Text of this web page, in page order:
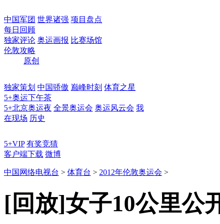
中国军团 世界诸强 项目盘点
每日回顾
独家评论 奥运画报 比赛场馆
伦敦攻略
原创
独家策划 中国骄傲 巅峰时刻 体育之星
5+奥运下午茶
5+北京奥运夜 全景奥运会 奥运风云会 我
在现场 历史
5+VIP 有奖竞猜
客户端下载 微博
中国网络电视台 > 体育台 > 2012年伦敦奥运会 >
[回放]女子10公里公